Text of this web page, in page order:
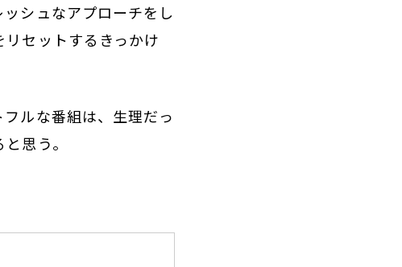
シュなアプローチをし
セットするきっかけ
ルな番組は、生理だっ
思う。